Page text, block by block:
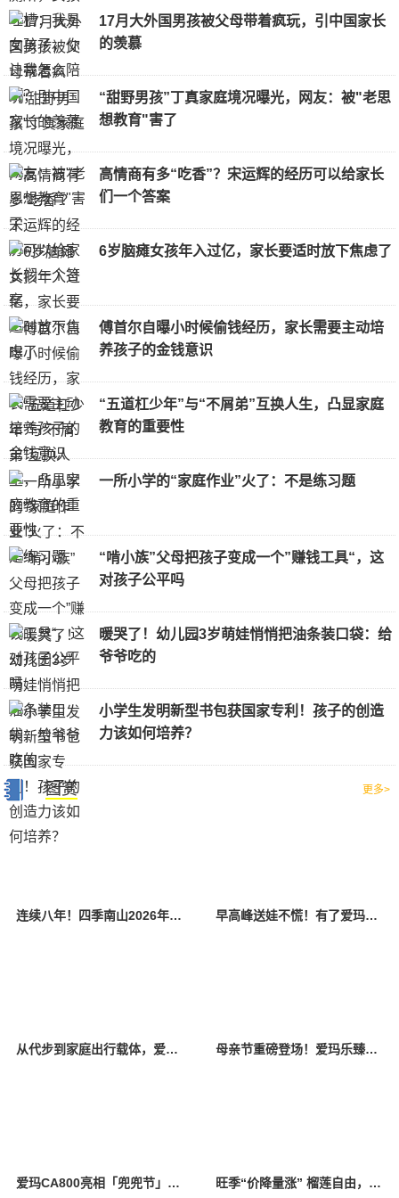
17月大外国男孩被父母带着疯玩，引中国家长
的羡慕
“甜野男孩”丁真家庭境况曝光，网友：被"老思
想教育"害了
高情商有多“吃香”？宋运辉的经历可以给家长
们一个答案
6岁脑瘫女孩年入过亿，家长要适时放下焦虑了
傅首尔自曝小时候偷钱经历，家长需要主动培
养孩子的金钱意识
“五道杠少年”与“不屑弟”互换人生，凸显家庭
教育的重要性
一所小学的“家庭作业”火了：不是练习题
“啃小族”父母把孩子变成一个”赚钱工具“，这
对孩子公平吗
暖哭了！幼儿园3岁萌娃悄悄把油条装口袋：给
爷爷吃的
小学生发明新型书包获国家专利！孩子的创造
力该如何培养？
图赏 更多>
连续八年！四季南山2026年再夺蒙特奖金奖，三款产品同时获奖 早高峰送娃不慌！有了爱玛乐臻CA800，校门口也能优雅穿梭
从代步到家庭出行载体，爱玛引领休闲电三轮迈入价值竞争新阶段 母亲节重磅登场！爱玛乐臻CA800，为新生代妈妈打造高端亲子出行新标杆
爱玛CA800亮相「兜兜节」西安站活动 “安全守护”陪伴亲子出行 旺季“价降量涨” 榴莲自由，真的要来了？